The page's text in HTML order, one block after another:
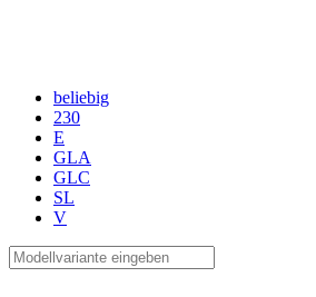
beliebig
230
E
GLA
GLC
SL
V